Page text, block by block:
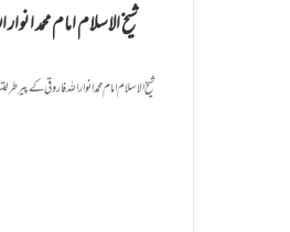
شیخ الاسلام امام محمد
شیخ الاسلام امام محمد انوار اللہ فاروقی کے